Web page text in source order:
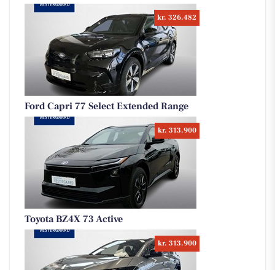
kr. 326.482
Ford Capri 77 Select Extended Range
kr. 313.900
Toyota BZ4X 73 Active
kr. 313.900